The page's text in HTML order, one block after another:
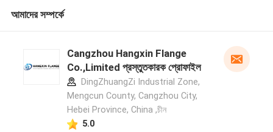
আমাদের সম্পর্কে
Cangzhou Hangxin Flange
Co.,Limited প্রস্তুতকারক প্রোফাইল
DingZhuangZi Industrial Zone,
Mengcun County, Cangzhou City,
Hebei Province, China ,চীন
5.0